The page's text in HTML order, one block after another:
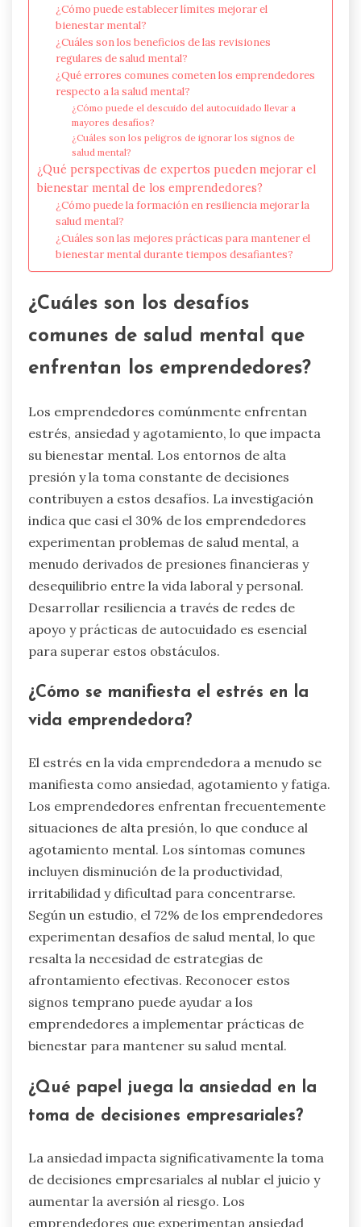
¿Cómo puede establecer límites mejorar el
bienestar mental?
¿Cuáles son los beneficios de las revisiones
regulares de salud mental?
¿Qué errores comunes cometen los emprendedores
respecto a la salud mental?
¿Cómo puede el descuido del autocuidado llevar a
mayores desafíos?
¿Cuáles son los peligros de ignorar los signos de
salud mental?
¿Qué perspectivas de expertos pueden mejorar el
bienestar mental de los emprendedores?
¿Cómo puede la formación en resiliencia mejorar la
salud mental?
¿Cuáles son las mejores prácticas para mantener el
bienestar mental durante tiempos desafiantes?
¿Cuáles son los desafíos
comunes de salud mental que
enfrentan los emprendedores?
Los emprendedores comúnmente enfrentan
estrés, ansiedad y agotamiento, lo que impacta
su bienestar mental. Los entornos de alta
presión y la toma constante de decisiones
contribuyen a estos desafíos. La investigación
indica que casi el 30% de los emprendedores
experimentan problemas de salud mental, a
menudo derivados de presiones financieras y
desequilibrio entre la vida laboral y personal.
Desarrollar resiliencia a través de redes de
apoyo y prácticas de autocuidado es esencial
para superar estos obstáculos.
¿Cómo se manifiesta el estrés en la
vida emprendedora?
El estrés en la vida emprendedora a menudo se
manifiesta como ansiedad, agotamiento y fatiga.
Los emprendedores enfrentan frecuentemente
situaciones de alta presión, lo que conduce al
agotamiento mental. Los síntomas comunes
incluyen disminución de la productividad,
irritabilidad y dificultad para concentrarse.
Según un estudio, el 72% de los emprendedores
experimentan desafíos de salud mental, lo que
resalta la necesidad de estrategias de
afrontamiento efectivas. Reconocer estos
signos temprano puede ayudar a los
emprendedores a implementar prácticas de
bienestar para mantener su salud mental.
¿Qué papel juega la ansiedad en la
toma de decisiones empresariales?
La ansiedad impacta significativamente la toma
de decisiones empresariales al nublar el juicio y
aumentar la aversión al riesgo. Los
emprendedores que experimentan ansiedad